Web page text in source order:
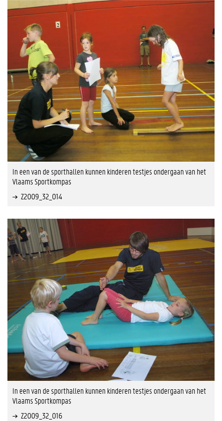
In een van de sporthallen kunnen kinderen testjes ondergaan van het
Vlaams Sportkompas
Z2009_32_014
In een van de sporthallen kunnen kinderen testjes ondergaan van het
Vlaams Sportkompas
Z2009_32_016